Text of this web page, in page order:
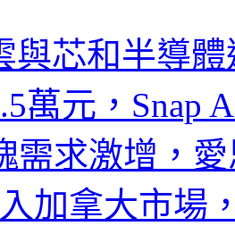
與芯和半導
萬元，Snap
需求激增，
加拿大市場